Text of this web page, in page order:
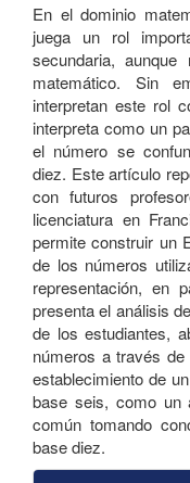
En el dominio
juega un rol
secundaria,
matemático. Sin
interpretan este rol
interpreta como un
el número se
diez. Este artículo
con futuros
licenciatura en
permite construir un
de los números
representación, en
presenta el análisis
de los estudiantes,
números a través
establecimiento de
base seis, como un
común tomando
base diez.